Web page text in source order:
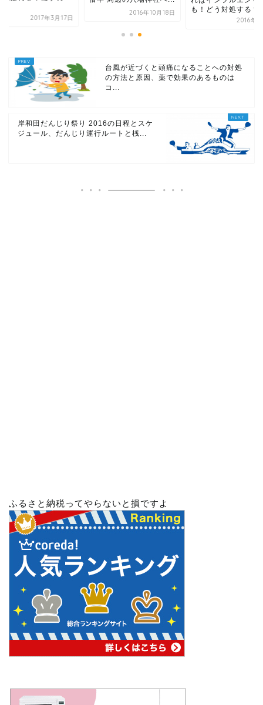
2017年3月17日
2016年10月18日
も！どう対処する？
2016年7
台風が近づくと頭痛になることへの対処
の方法と原因、薬で効果のあるものは
コ...
岸和田だんじり祭り 2016の日程とスケ
ジュール、だんじり運行ルートと桟...
ふるさと納税ってやらないと損ですよ